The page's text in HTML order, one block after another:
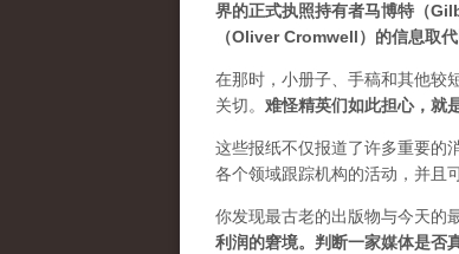
界的正式执照持有者马博特（
（Oliver Cromwell）的信息取
在那时，小册子、手稿和其他较
关切。 难怪精英们如此担心，就
这些报纸不仅报道了许多重要的
各个领域跟踪机构的活动，并且
你发现最古老的出版物与今天的
利润的窘境。判断一家媒体是否